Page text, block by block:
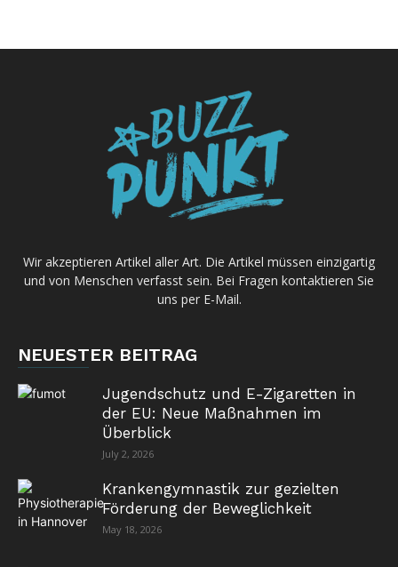
Wir akzeptieren Artikel aller Art. Die Artikel müssen einzigartig
und von Menschen verfasst sein. Bei Fragen kontaktieren Sie
uns per E-Mail.
NEUESTER BEITRAG
Jugendschutz und E-Zigaretten in
der EU: Neue Maßnahmen im
Überblick
July 2, 2026
Krankengymnastik zur gezielten
Förderung der Beweglichkeit
May 18, 2026